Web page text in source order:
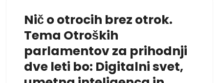
Nič o otrocih brez otrok.
Tema Otroških
parlamentov za prihodnji
dve leti bo: Digitalni svet,